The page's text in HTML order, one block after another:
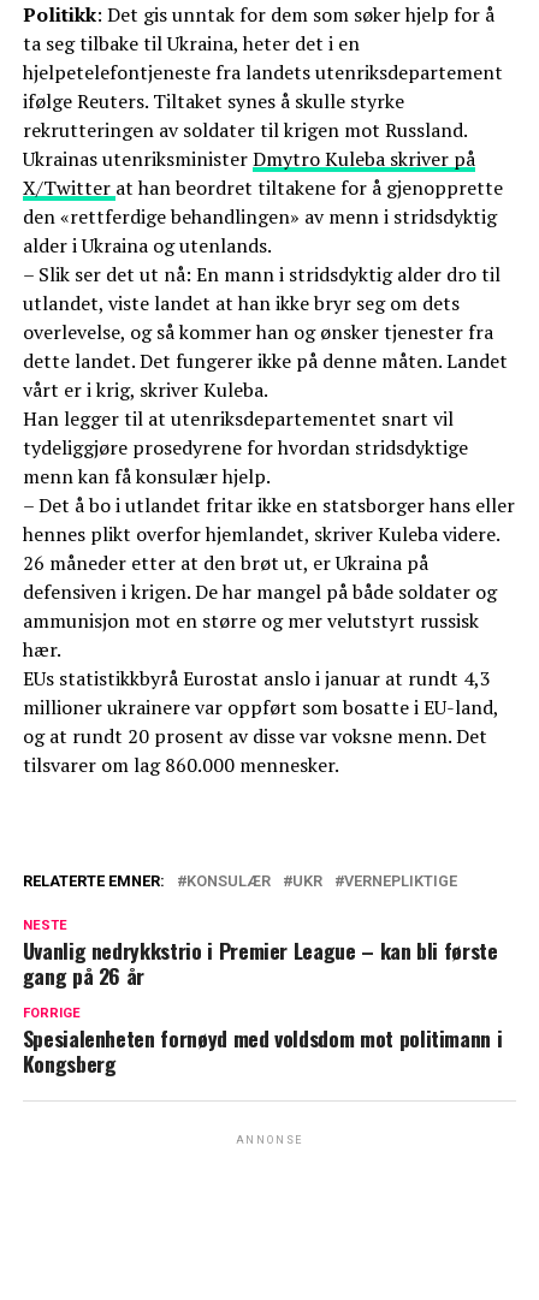
Politikk: Det gis unntak for dem som søker hjelp for å
ta seg tilbake til Ukraina, heter det i en
hjelpetelefontjeneste fra landets utenriksdepartement
ifølge Reuters. Tiltaket synes å skulle styrke
rekrutteringen av soldater til krigen mot Russland.
Ukrainas utenriksministerDmytro Kuleba skriver på
X/Twitter at han beordret tiltakene for å gjenopprette
den «rettferdige behandlingen» av menn i stridsdyktig
alder i Ukraina og utenlands.
– Slik ser det ut nå: En mann i stridsdyktig alder dro til
utlandet, viste landet at han ikke bryr seg om dets
overlevelse, og så kommer han og ønsker tjenester fra
dette landet. Det fungerer ikke på denne måten. Landet
vårt er i krig, skriver Kuleba.
Han legger til at utenriksdepartementet snart vil
tydeliggjøre prosedyrene for hvordan stridsdyktige
menn kan få konsulær hjelp.
– Det å bo i utlandet fritar ikke en statsborger hans eller
hennes plikt overfor hjemlandet, skriver Kuleba videre.
26 måneder etter at den brøt ut, er Ukraina på
defensiven i krigen. De har mangel på både soldater og
ammunisjon mot en større og mer velutstyrt russisk
hær.
EUs statistikkbyrå Eurostat anslo i januar at rundt 4,3
millioner ukrainere var oppført som bosatte i EU-land,
og at rundt 20 prosent av disse var voksne menn. Det
tilsvarer om lag 860.000 mennesker.
RELATERTE EMNER: KONSULÆR UKR VERNEPLIKTIGE
NESTE
Uvanlig nedrykkstrio i Premier League – kan bli første
gang på 26 år
FORRIGE
Spesialenheten fornøyd med voldsdom mot politimann i
Kongsberg
ANNONSE